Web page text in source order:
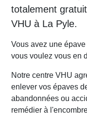
totalement
VHU à La Pyle.
Vous avez une
vous voulez vous en
Notre centre VHU
enlever vos épaves
abandonnées ou
remédier à